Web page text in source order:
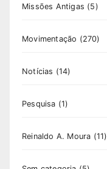
Missões Antigas (5)
Movimentação (270)
Notícias (14)
Pesquisa (1)
Reinaldo A. Moura (11)